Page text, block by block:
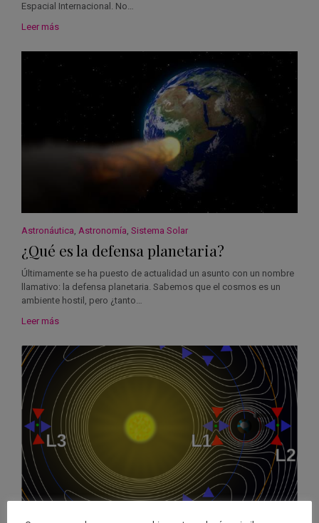
Espacial Internacional. No…
Leer más
Astronáutica Astronomía Sistema Solar
¿Qué es la defensa planetaria?
Últimamente se ha puesto de actualidad un asunto con un nombre
llamativo: la defensa planetaria. Sabemos que el cosmos es un
ambiente hostil, pero ¿tanto…
Leer más